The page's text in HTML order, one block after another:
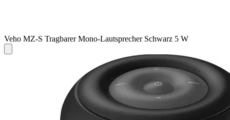
Veho MZ-S Tragbarer Mono-Lautsprecher Schwarz 5 W